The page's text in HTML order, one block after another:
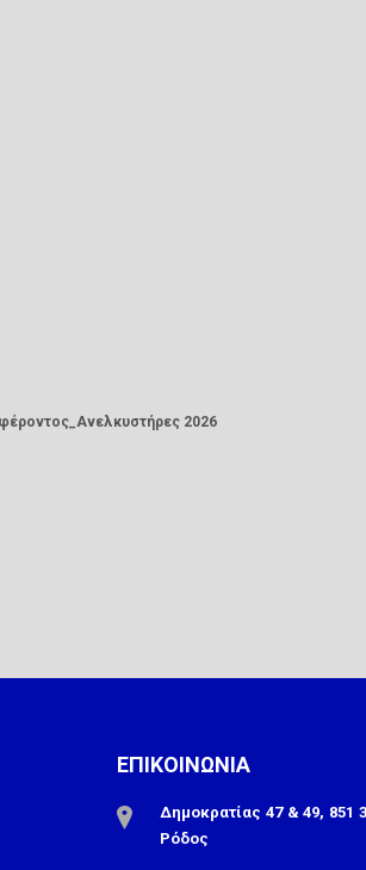
2026
ΕΠΙΚΟΙΝΩΝΙΑ
Δημοκρατίας 47 & 49, 851
Ρόδος